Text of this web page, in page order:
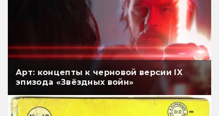
Арт: концепты к черновой версии IX
эпизода «Звёздных войн»